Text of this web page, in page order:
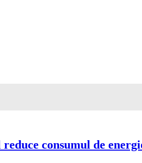
consumul de